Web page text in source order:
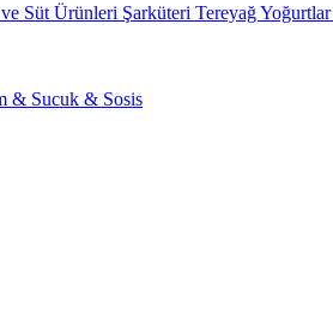
Süt Ürünleri Şarküteri TereyağYoğurtlar
& Sucuk & Sosis